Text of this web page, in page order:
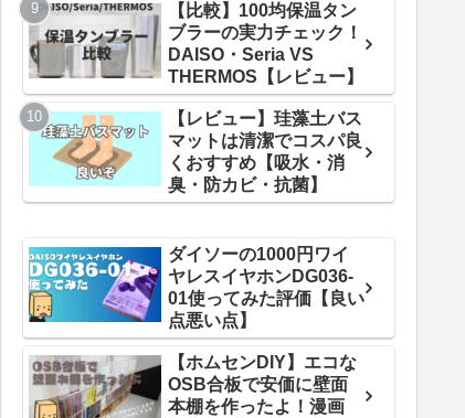
【比較】100均保温タン
ブラーの実力チェック！
DAISO・Seria VS
THERMOS【レビュー】
【レビュー】珪藻土バス
マットは清潔でコスパ良
くおすすめ【吸水・消
臭・防カビ・抗菌】
ダイソーの1000円ワイ
ヤレスイヤホンDG036-
01使ってみた評価【良い
点悪い点】
【ホムセンDIY】エコな
OSB合板で安価に壁面
本棚を作ったよ！漫画